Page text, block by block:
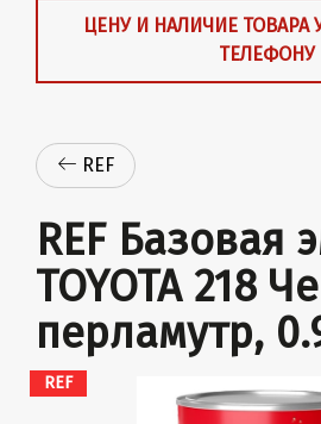
ЦЕНУ И НАЛИЧИЕ ТОВАРА
ТЕЛЕФОНУ
REF
REF Базовая
TOYOTA 218
перламутр,
REF